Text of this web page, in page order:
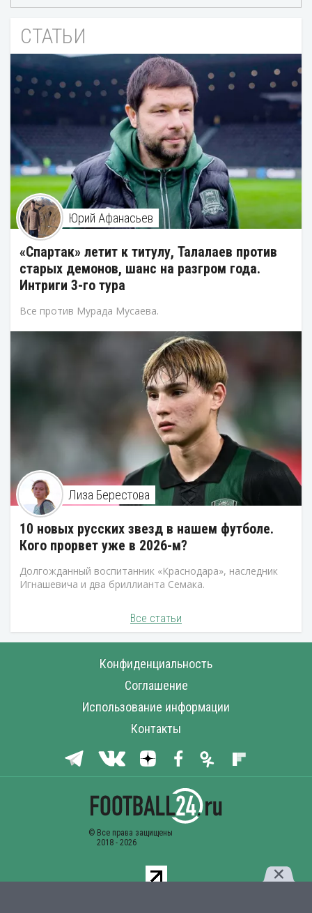
СТАТЬИ
Юрий Афанасьев
«Спартак» летит к титулу, Талалаев против
старых демонов, шанс на разгром года.
Интриги 3-го тура
Все против Мурада Мусаева.
Лиза Берестова
10 новых русских звезд в нашем футболе.
Кого прорвет уже в 2026-м?
Долгожданный воспитанник «Краснодара», наследник
Игнашевича и два бриллианта Семака.
Все статьи
Конфиденциальность
Соглашение
Использование информации
Контакты